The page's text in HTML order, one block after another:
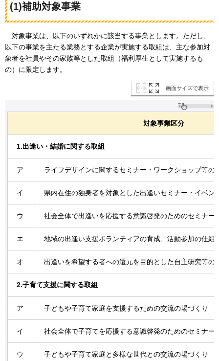
(1)補助対象事業
対象事業は 、以下のいずれかに該当する事業とします。ただし、
以下の事業を主たる業務とする企業が実施する取組は、主な参加対
象者を社員やその家族等とした取組（福利厚生として実施するも
の）に限定します。
画面サイズで表示
対象事業区分
1.出逢い・結婚に関する取組
ア ライフデザインに関するセミナー・ワークショップ等の
イ 県内在住の独身者を対象とした出逢いセミナー・イベン
ウ 社会全体で出逢いを応援する意識啓発のためのセミナー
エ 地域の出逢い支援ボランティアの育成、活動参加の仕組
オ 出逢いを希望する者への還元を目的とした自主研究等の
2.子育て支援に関する取組
ア 子どもや子育て家庭を支援するための交流の場づくり
イ 社会全体で子育てを応援する意識啓発のためのセミナー
ウ 子どもや子育て家庭と多様な世代との交流の場づくり